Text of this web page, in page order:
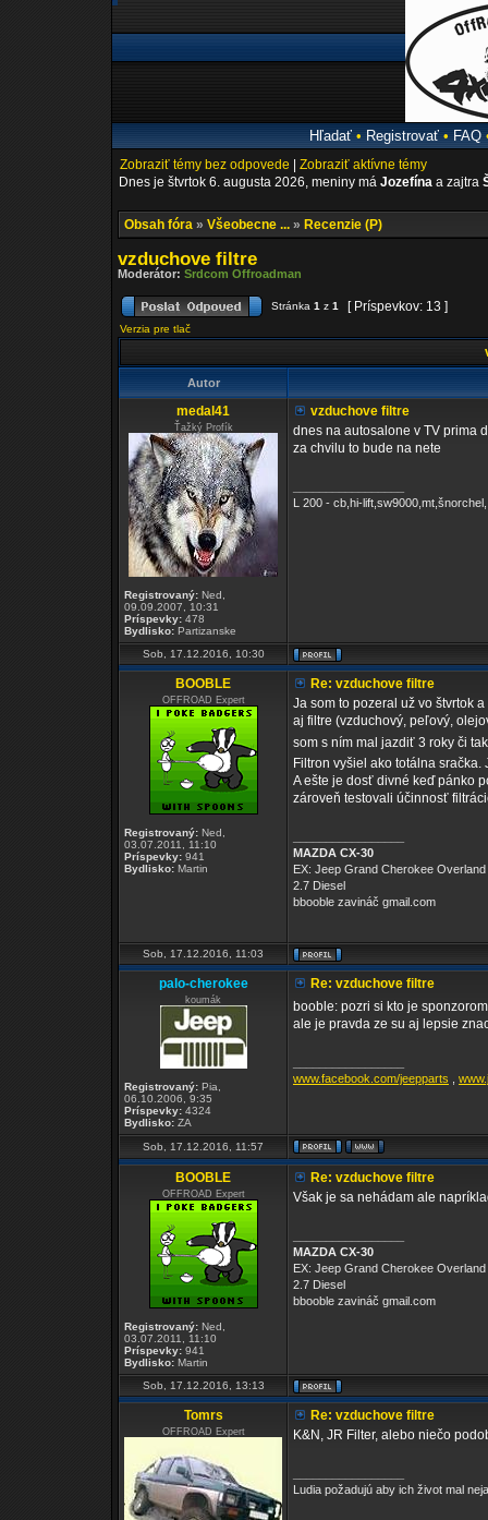
Hľadať• Registrovať• FAQ
Zobraziť témy bez odpovede
Zobraziť aktívne témy
Dnes je štvrtok 6. augusta 2026, meniny má Jozefína a zajtra
Obsah fóra » Všeobecne ... » Recenzie (P)
vzduchove filtre
Moderátor: Srdcom Offroadman
Stránka 1 z 1 [ Príspevkov: 13 ]
Verzia pre tlač
Autor
medal41
Ťažký Profík
Registrovaný: Ned,
09.09.2007, 10:31
Príspevky: 478
Bydlisko: Partizanske
vzduchove filtre
dnes na autosalone v TV prima
za chvilu to bude na nete
L 200 - cb,hi-lift,sw9000,mt,šnorchel,
Sob, 17.12.2016, 10:30
BOOBLE
OFFROAD Expert
Registrovaný: Ned,
03.07.2011, 11:10
Príspevky: 941
Bydlisko: Martin
Re: vzduchove filtre
Ja som to pozeral už vo štvrtok
aj filtre (vzduchový, peľový,
som s ním mal jazdiť 3 roky či
Filtron vyšiel ako totálna
A ešte je dosť divné keď pánko
zároveň testovali účinnosť
MAZDA CX-30
EX: Jeep Grand Cherokee Overland
2.7 Diesel
bbooble zavináč gmail.com
Sob, 17.12.2016, 11:03
palo-cherokee
koumák
Registrovaný: Pia,
06.10.2006, 9:35
Príspevky: 4324
Bydlisko: ZA
Re: vzduchove filtre
booble: pozri si kto je
ale je pravda ze su aj lepsie
www.facebook.com/jeepparts
Sob, 17.12.2016, 11:57
BOOBLE
OFFROAD Expert
Registrovaný: Ned,
03.07.2011, 11:10
Príspevky: 941
Bydlisko: Martin
Re: vzduchove filtre
Však je sa nehádam ale
MAZDA CX-30
EX: Jeep Grand Cherokee Overland
2.7 Diesel
bbooble zavináč gmail.com
Sob, 17.12.2016, 13:13
Tomrs
OFFROAD Expert
Re: vzduchove filtre
K&N, JR Filter, alebo niečo
Ludia požadujú aby ich život mal